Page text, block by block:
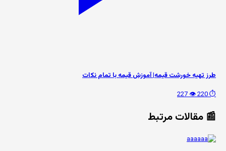
طرز تهیه خورشت قیمه| آموزش‌ قیمه با تمام نکات
⏱️ 220
👁️ 227
📰 مقالات مرتبط